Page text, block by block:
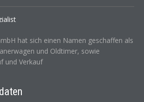
hat sich einen Namen geschaffen als
und Oldtimer, sowie
und Verkauf